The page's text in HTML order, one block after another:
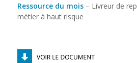
Ressource du mois– Livreur de
métier à haut risque